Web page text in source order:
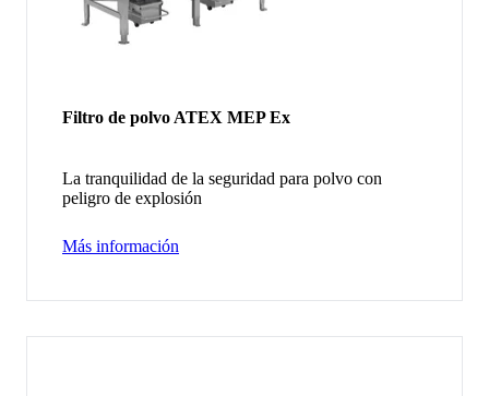
Filtro de polvo ATEX MEP Ex
La tranquilidad de la seguridad para polvo con
peligro de explosión
Más información